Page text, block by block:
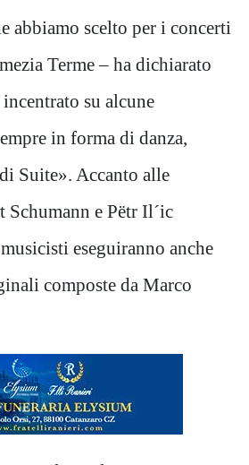
abbiamo scelto per i concerti
Terme – ha dichiarato
su alcune
in forma di danza,
Suite». Accanto alle
Schumann e Pëtr Il´ic
eseguiranno anche
composte da Marco